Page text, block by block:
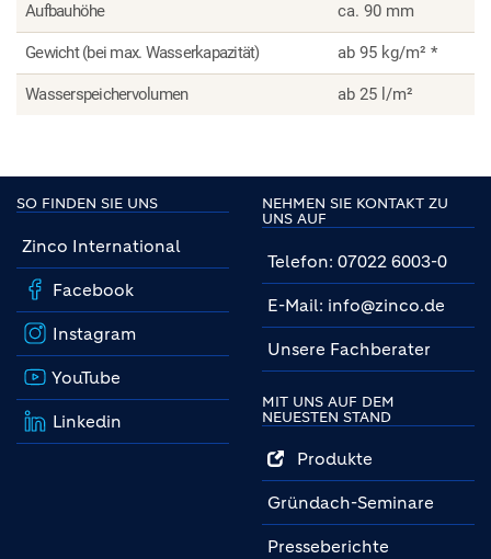
Aufbauhöhe ca. 90 mm
Gewicht (bei max. Wasserkapazität) ab 95 kg/m² *
Wasserspeichervolumen ab 25 l/m²
SO FINDEN SIE UNS
Zinco International
Facebook
Instagram
YouTube
Linkedin
NEHMEN SIE KONTAKT ZU
UNS AUF
Telefon: 07022 6003-0
E-Mail: info@zinco.de
Unsere Fachberater
MIT UNS AUF DEM
NEUESTEN STAND
Produkte
Gründach-Seminare
Presseberichte